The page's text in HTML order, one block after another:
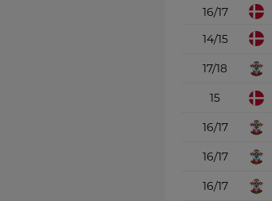
16/17
14/15
17/18
15
16/17
16/17
16/17